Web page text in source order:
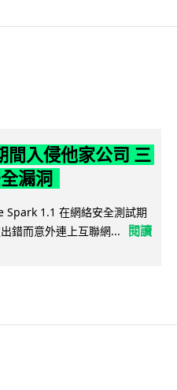
間入侵他家公司 三
漏洞
1.1 在網絡安全測試期
錯而意外連上互聯網...
閱讀